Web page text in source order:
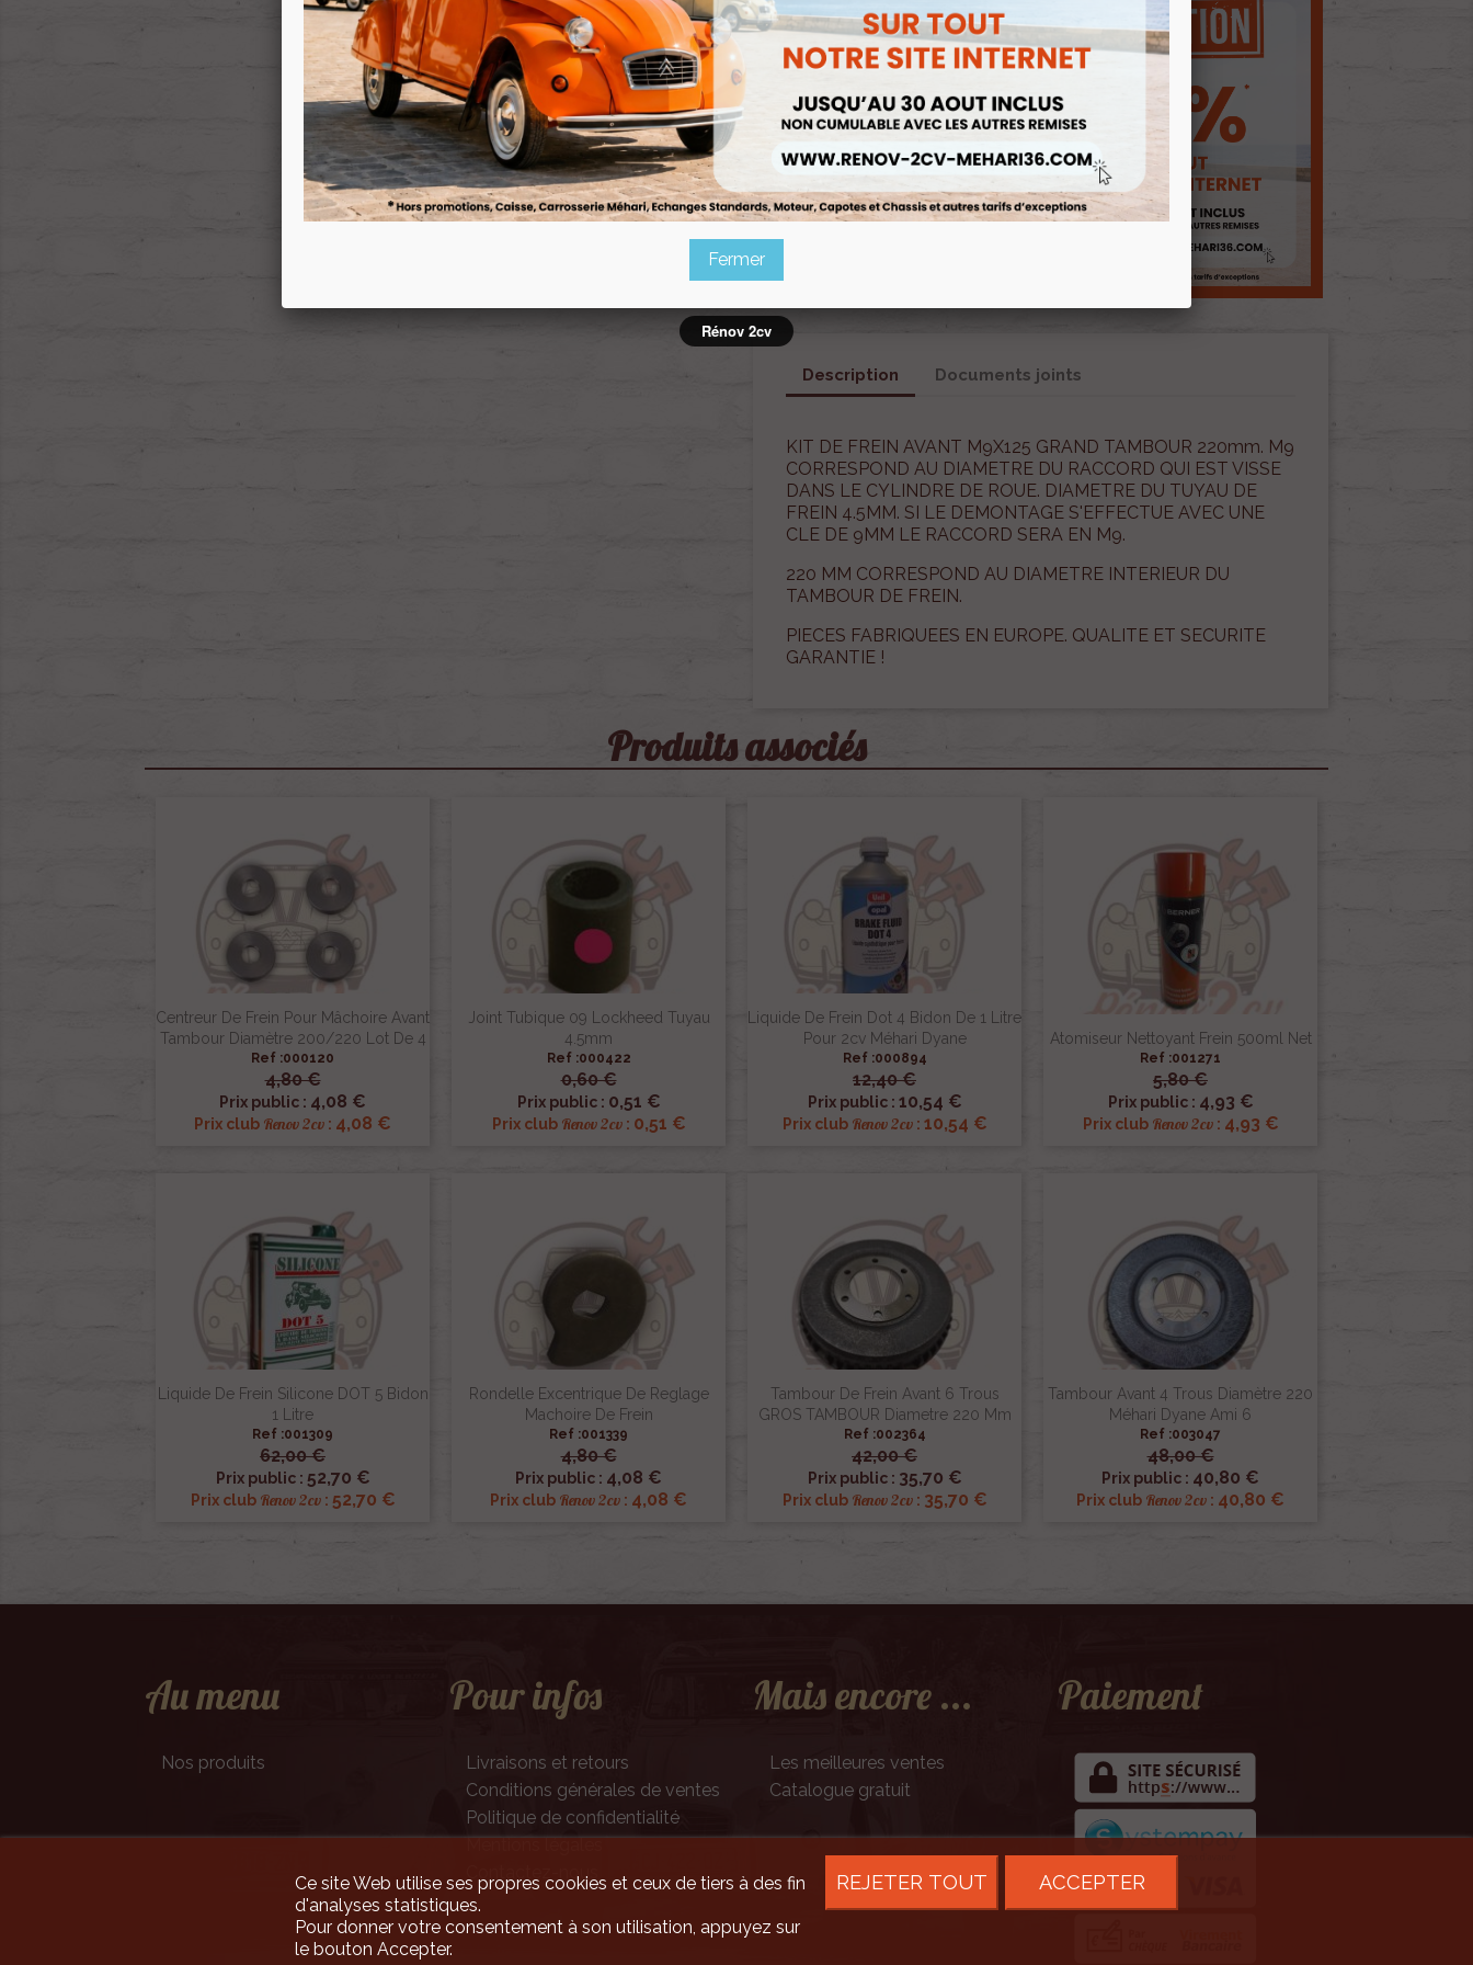
Description Documents joints
KIT DE FREIN AVANT M9X125 GRAND TAMBOUR 220mm. M9
CORRESPOND AU DIAMETRE DU RACCORD QUI EST VISSE
DANS LE CYLINDRE DE ROUE. DIAMETRE DU TUYAU DE
FREIN 4.5MM. SI LE DEMONTAGE S'EFFECTUE AVEC UNE
CLE DE 9MM LE RACCORD SERA EN M9.
220 MM CORRESPOND AU DIAMETRE INTERIEUR DU
TAMBOUR DE FREIN.
PIECES FABRIQUEES EN EUROPE. QUALITE ET SECURITE
GARANTIE !
Produits associés
Centreur De Frein Pour Mâchoire Avant
Tambour Diamètre 200/220 Lot De 4
Ref :000120
4,80 €
Prix public : 4,08 €
Prix club Renov 2cv : 4,08 €
 Aperçu rapide
Joint Tubique 09 Lockheed Tuyau
4.5mm
Ref :000422
0,60 €
Prix public : 0,51 €
Prix club Renov 2cv: 0,51 €
 Aperçu rapide
Liquide De Frein Dot 4 Bidon De 1 Litre
Pour 2cv Méhari Dyane
Ref :000894
12,40 €
Prix public : 10,54 €
Prix club Renov 2cv: 10,54 €
 Aperçu rapide
Atomiseur Nettoyant Frein 500ml Net
Ref :001271
5,80 €
Prix public : 4,93 €
Prix club Renov 2cv: 4,93 €
 Aperçu rapide
Liquide De Frein Silicone DOT 5 Bidon
1 Litre
Ref :001309
62,00 €
Prix public : 52,70 €
Prix club Renov 2cv: 52,70 €
 Aperçu rapide
Rondelle Excentrique De Reglage
Machoire De Frein
Ref :001339
4,80 €
Prix public : 4,08 €
Prix club Renov 2cv : 4,08 €
 Aperçu rapide
Tambour De Frein Avant 6 Trous
GROS TAMBOUR Diametre 220 Mm
Ref :002364
42,00 €
Prix public : 35,70 €
Prix club Renov 2cv: 35,70 €
 Aperçu rapide
Tambour Avant 4 Trous Diamètre 220
Méhari Dyane Ami 6
Ref :003047
48,00 €
Prix public : 40,80 €
Prix club Renov 2cv : 40,80 €
 Aperçu rapide
Au menu
Nos produits
Pour infos
Livraisons et retours
Conditions générales de ventes
Politique de confidentialité
Contactez-nous
Mais encore ...
Les meilleures ventes
Catalogue gratuit
Paiement
Ce site Web utilise ses propres cookies et ceux de tiers à des fin
d'analyses statistiques.
Pour donner votre consentement à son utilisation, appuyez sur
le bouton Accepter.
REJETER TOUT ACCEPTER
Fermer
Rénov 2cv